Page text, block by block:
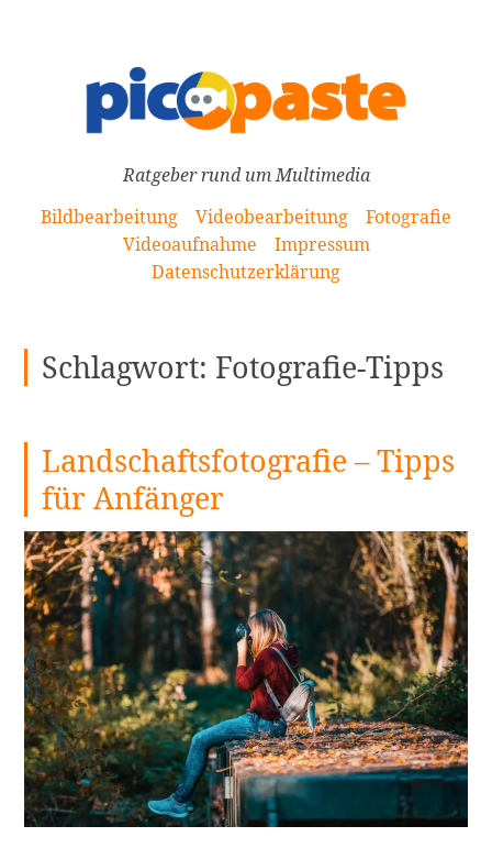
Ratgeber rund um Multimedia
Bildbearbeitung
Videobearbeitung
Fotografie
Videoaufnahme
Impressum
Datenschutzerklärung
Schlagwort: Fotografie-Tipps
Landschaftsfotografie – Tipps
für Anfänger